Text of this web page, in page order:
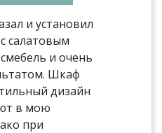
и установил
салатовым
и очень
Шкаф
дизайн
в мою
при